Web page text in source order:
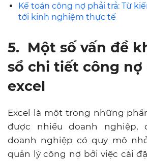
Kế toán công nợ phải trả: Từ
tới kinh nghiệm thực tế
5. Một số vấn đề
sổ chi tiết công nợ
excel
Excel là một trong những
được nhiều doanh nghiệp,
doanh nghiệp có quy mô
quản lý công nợ bởi việc cài